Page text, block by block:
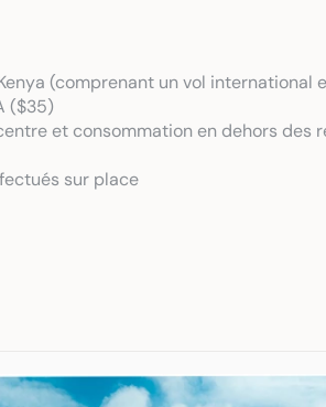
(comprenant un vol international
($35)
et consommation en dehors des
sur place